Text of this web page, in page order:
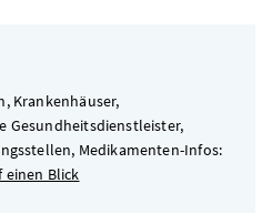
Krankenhäuser,
Gesundheitsdienstleister,
Medikamenten-Infos:
einen Blick